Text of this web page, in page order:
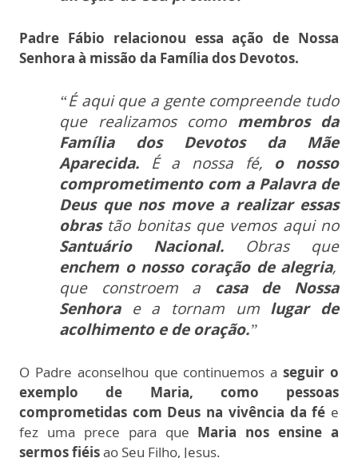
Padre Fábio relacionou essa ação de Nossa
Senhora à missão da Família dos Devotos.
“É aqui que a gente compreende tudo
que realizamos como membros da
Família dos Devotos da Mãe
Aparecida. É a nossa fé, o nosso
comprometimento com a Palavra de
Deus que nos move a realizar essas
obrastão bonitas que vemos aqui no
Santuário Nacional. Obras que
enchem o nosso coração de alegria,
que constroem a casa de Nossa
Senhorae a tornam um lugar de
acolhimento e de oração.”
O Padre aconselhou que continuemos aseguir o
exemplo de Maria, como pessoas
comprometidas com Deus na vivência da fé e
fez uma prece para que Maria nos ensine a
sermos fiéisao Seu Filho, Jesus.